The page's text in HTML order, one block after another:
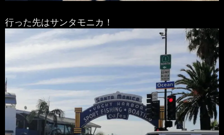
行った先はサンタモニカ！